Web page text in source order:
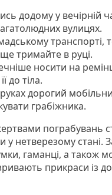
додому у вечірній
вулицях.
транспорті,
тримайте в руці.
носити на
до тіла.
дорогий
грабіжника.
пограбувань
у нетверезому стані.
гаманці, а також
прикраси із